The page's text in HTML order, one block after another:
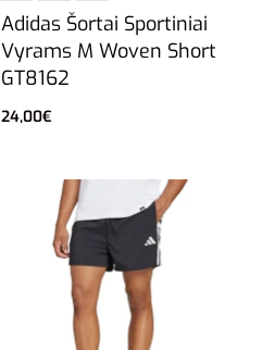
Adidas Šortai Sportiniai
Vyrams M Woven Short
GT8162
24,00€